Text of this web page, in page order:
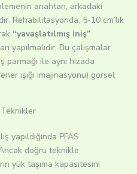
anahtarı, arkadaki
Rehabilitasyonda, 5-10 cm’lik
“yavaşlatılmış iniş”
yapılmalıdır. Bu çalışmalar
parmağı ile aynı hizada
ışığı imajinasyonu) görsel
yapıldığında PFAS
doğru teknikle
yük taşıma kapasitesini